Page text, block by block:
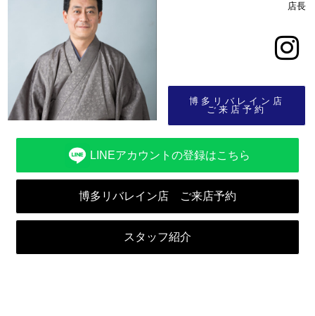
店長
博多リバレイン店
ご来店予約
LINEアカウントの登録はこちら
博多リバレイン店 ご来店予約
スタッフ紹介